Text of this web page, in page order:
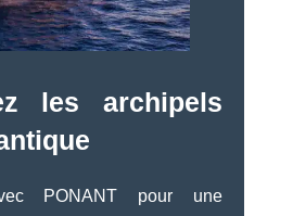
les archipels
PONANT pour une